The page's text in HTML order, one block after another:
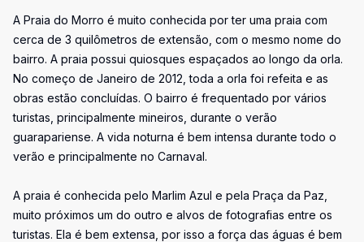
A Praia do Morro é muito conhecida por ter uma praia com
cerca de 3 quilômetros de extensão, com o mesmo nome do
bairro. A praia possui quiosques espaçados ao longo da orla.
No começo de Janeiro de 2012, toda a orla foi refeita e as
obras estão concluídas. O bairro é frequentado por vários
turistas, principalmente mineiros, durante o verão
guarapariense. A vida noturna é bem intensa durante todo o
verão e principalmente no Carnaval.
A praia é conhecida pelo Marlim Azul e pela Praça da Paz,
muito próximos um do outro e alvos de fotografias entre os
turistas. Ela é bem extensa, por isso a força das águas é bem